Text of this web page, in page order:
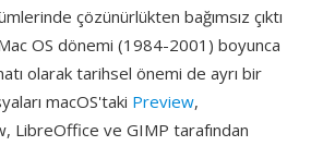
çözünürlükten bağımsız çıktı
OS dönemi (1984-2001) boyunca
olarak tarihsel önemi de ayrı bir
macOS'taki Preview,
LibreOffice ve GIMP tarafından